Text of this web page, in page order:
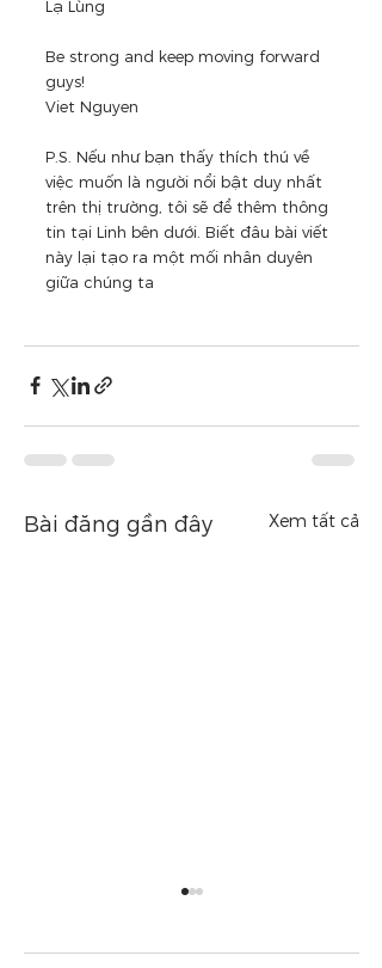
Lạ Lùng
Be strong and keep moving forward
guys!
Viet Nguyen
P.S. Nếu như bạn thấy thích thú về
việc muốn là người nổi bật duy nhất
trên thị trường, tôi sẽ để thêm thông
tin tại Linh bên dưới. Biết đâu bài viết
này lại tạo ra một mối nhân duyên
giữa chúng ta
Bài đăng gần đây Xem tất cả